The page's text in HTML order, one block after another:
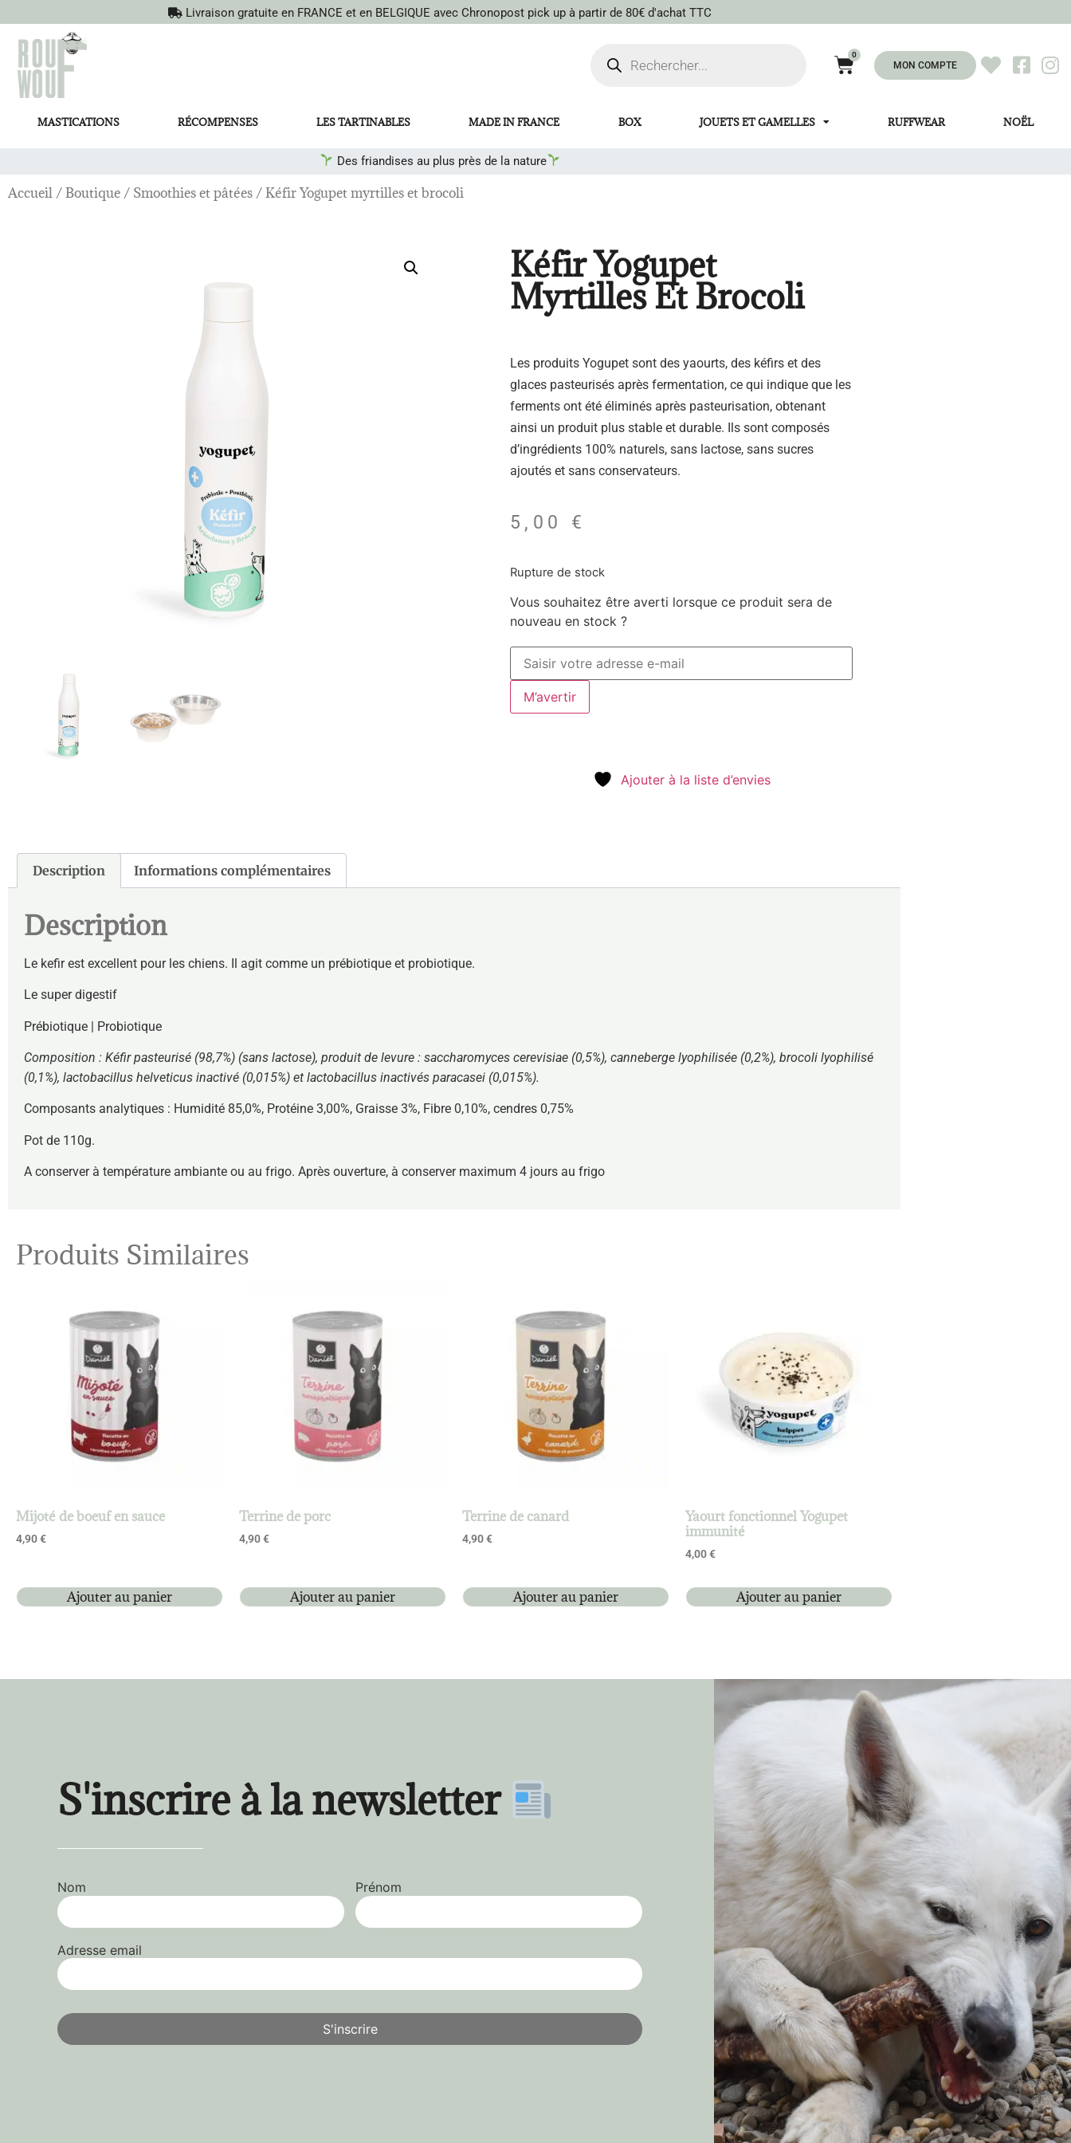
Livraison gratuite en FRANCE et en BELGIQUE avec Chronopost pick up à partir de 80€ d'achat TTC
0
MON COMPTE
MASTICATIONS RÉCOMPENSES LES TARTINABLES MADE IN FRANCE BOX JOUETS ET GAMELLES RUFFWEAR NOËL
Des friandises au plus près de la nature
Accueil /Boutique / Smoothies et pâtées / Kéfir Yogupet myrtilles et brocoli
Kéfir Yogupet
Myrtilles Et Brocoli
Les produits Yogupet sont des yaourts, des kéfirs et des
glaces pasteurisés après fermentation, ce qui indique que les
ferments ont été éliminés après pasteurisation, obtenant
ainsi un produit plus stable et durable. Ils sont composés
d’ingrédients 100% naturels, sans lactose, sans sucres
ajoutés et sans conservateurs.
5,00 €
Rupture de stock
Vous souhaitez être averti lorsque ce produit sera de
nouveau en stock ?
M’avertir
Ajouter à la liste d’envies
Description Informations complémentaires
Description
Le kefir est excellent pour les chiens. Il agit comme un prébiotique et probiotique.
Le super digestif
Prébiotique | Probiotique
Composition : Kéfir pasteurisé (98,7%) (sans lactose), produit de levure : saccharomyces cerevisiae (0,5%), canneberge lyophilisée (0,2%), brocoli lyophilisé
(0,1%), lactobacillus helveticus inactivé (0,015%) et lactobacillus inactivés paracasei (0,015%).
Composants analytiques : Humidité 85,0%, Protéine 3,00%, Graisse 3%, Fibre 0,10%, cendres 0,75%
Pot de 110g.
A conserver à température ambiante ou au frigo. Après ouverture, à conserver maximum 4 jours au frigo
Produits Similaires
Mijoté de boeuf en sauce
4,90€
Ajouter au panier
Terrine de porc
4,90€
Ajouter au panier
Terrine de canard
4,90€
Ajouter au panier
Yaourt fonctionnel Yogupet
immunité
4,00€
Ajouter au panier
S'inscrire à la newsletter
Nom Prénom
Adresse email